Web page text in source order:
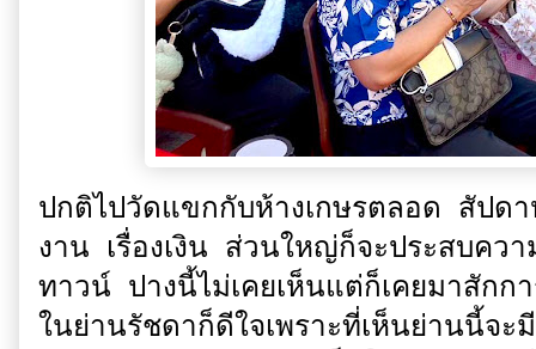
ปกติไปวัดแขกกับห้างเกษรตลอด สัปด
งาน เรื่องเงิน ส่วนใหญ่ก็จะประสบคว
ทาวน์ ปางนี้ไม่เคยเห็นแต่ก็เคยมาสักก
ในย่านรัชดาก็ดีใจเพราะที่เห็นย่านนี้จ